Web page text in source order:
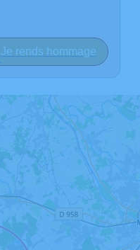
Je rends hommage